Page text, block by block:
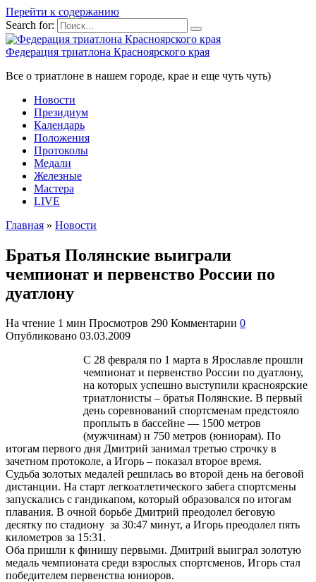
Перейти к содержанию
Search for:
Федерация триатлона Красноярского края
Все о триатлоне в нашем городе, крае и еще чуть чуть)
Новости
Президиум
Календарь
Положения
Протоколы
Медали
Железные
Мастера
LIVE
Главная » Новости
Братья Полянские выиграли
чемпионат и первенство России по
дуатлону
На чтение 1 мин Просмотров 290 Комментарии 0
Опубликовано 03.03.2009
С 28 февраля по 1 марта в Ярославле прошли
чемпионат и первенство России по дуатлону,
на которых успешно выступили красноярские
триатлонисты – братья Полянские. В первый
день соревнований спортсменам предстояло
проплыть в бассейне — 1500 метров
(мужчинам) и 750 метров (юниорам). По
итогам первого дня Дмитрий занимал третью строчку в
зачетном протоколе, а Игорь – показал второе время.
Судьба золотых медалей решилась во второй день на беговой
дистанции. На старт легкоатлетического забега спортсмены
запускались с гандикапом, который образовался по итогам
плавания. В очной борьбе Дмитрий преодолел беговую
десятку по стадиону за 30:47 минут, а Игорь преодолел пять
километров за 15:31.
Оба пришли к финишу первыми. Дмитрий выиграл золотую
медаль чемпионата среди взрослых спортсменов, Игорь стал
победителем первенства юниоров.